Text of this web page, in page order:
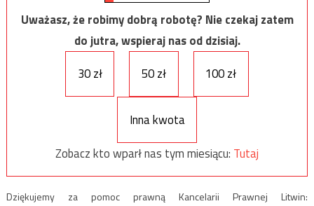
Uważasz, że robimy dobrą robotę? Nie czekaj zatem
do jutra, wspieraj nas od dzisiaj.
30 zł
50 zł 100 zł
Inna kwota
Zobacz kto wparł nas tym miesiącu: Tutaj
Dziękujemy za pomoc prawną Kancelarii Prawnej Litwin: